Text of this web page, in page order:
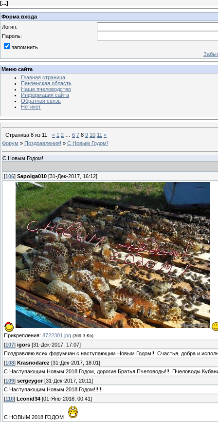
[...]
Форма входа
Логин:
Пароль:
запомнить
Меню сайта
Главная страница
Пензенская область
Наше пчеловодство
Информация сайта
Обратная связь
Нетикет
Страница 8 из 11 « 1 2 6 7 8 9 10 11 »
Форум » Поздравления! » С Новым Годом!
С Новым Годом!
[106] Sapolga010 [31-Дек-2017, 16:12]
Прикрепления: 8722301.jpg (369.3 Kb)
[107] igors [31-Дек-2017, 17:07]
Поздравляю всех форумчан с наступающим Новым Годом!!! Счастья, добра и
[108] Krasnodarez [31-Дек-2017, 18:01]
С Наступающим Новым 2018 Годом, дорогие Братья Пчеловоды!!! Пчеловоды
[109] sergeygor[31-Дек-2017, 20:11]
С Наступающим Новым 2018 Годом!!!!!!
[110] Leonid34 [01-Янв-2018, 00:41]
С НОВЫМ 2018 ГОДОМ